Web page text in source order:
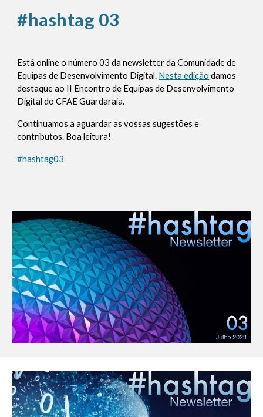
#hashtag 03
Está online o número 03 da newsletter da Comunidade de
Equipas de Desenvolvimento Digital. Nesta edição damos
destaque ao II Encontro de Equipas de Desenvolvimento
Digital do CFAE Guardaraia.
Continuamos a aguardar as vossas sugestões e
contributos. Boa leitura!
#hashtag03